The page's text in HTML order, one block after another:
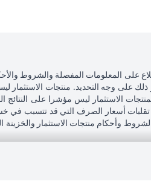
على المعلومات المفصلة والشروط
ذلك على وجه التحديد. منتجات
الاستثمار ليس مؤشرا على النتائج
تقلبات أسعار الصرف التي قد تتسبب في
لشروط وأحكام منتجات الاستثمار والخزينة